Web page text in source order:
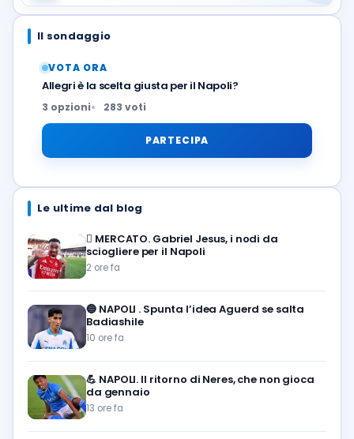
Il sondaggio
VOTA ORA
Allegri è la scelta giusta per il Napoli?
3 opzioni 283 voti
PARTECIPA
Le ultime dal blog
🪎 MERCATO. Gabriel Jesus, i nodi da
sciogliere per il Napoli
2 ore fa
🔵 NAPOLI . Spunta l’idea Aguerd se salta
Badiashile
10 ore fa
💪 NAPOLI. Il ritorno di Neres, che non gioca
da gennaio
13 ore fa